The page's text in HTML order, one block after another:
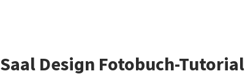
Saal Design Fotobuch-Tutorial